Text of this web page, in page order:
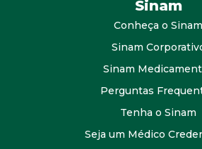
Sinam
Conheça o Sinam
Sinam
Sinam
Perguntas
Tenha o Sinam
Seja um Médico